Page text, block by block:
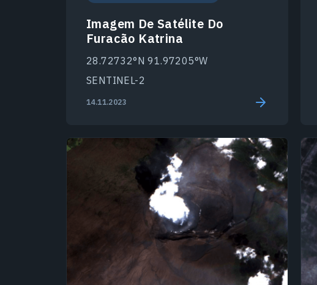
Imagem De Satélite Do
Furacão Katrina
28.72732°N 91.97205°W
SENTINEL-2
14.11.2023